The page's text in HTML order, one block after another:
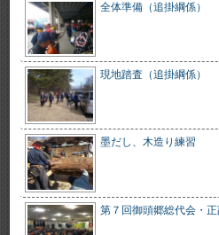
全体準備（追掛綱係）
現地踏査（追掛綱係）
墨だし、木造り練習
第７回御頭郷総代会・